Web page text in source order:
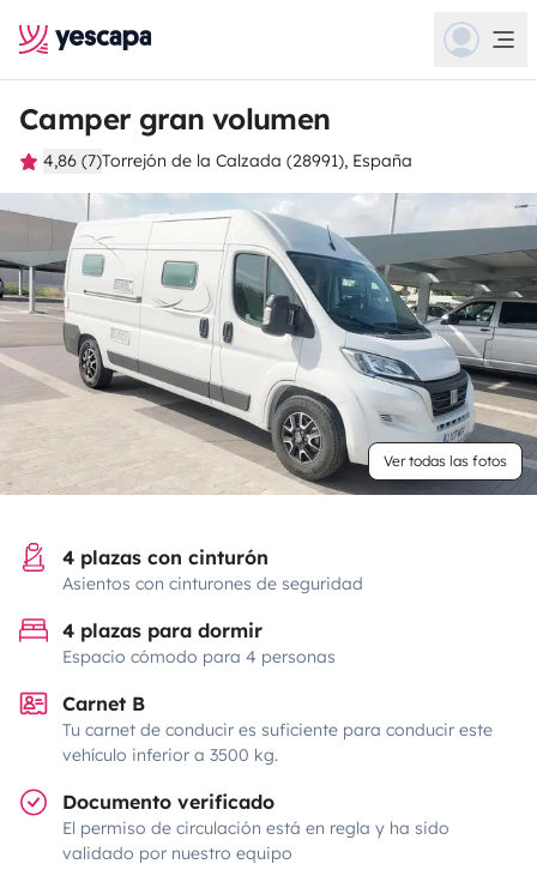
Camper gran volumen
4,86 (7)Torrejón de la Calzada (28991), España
Ver todas las fotos
4 plazas con cinturón
Asientos con cinturones de seguridad
4 plazas para dormir
Espacio cómodo para 4 personas
Carnet B
Tu carnet de conducir es suficiente para conducir este
vehículo inferior a 3500 kg.
Documento verificado
El permiso de circulación está en regla y ha sido
validado por nuestro equipo